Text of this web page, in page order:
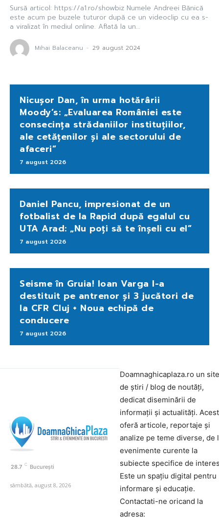
Sursă articol: https://a1.ro/showbiz Numele Andreei Bănică
este acum pe buzele tuturor după ce un videoclip cu ea s-
a viralizat în mediul online. Aflată la un...
Mihai Balaceanu - 29 august 2024
Nicușor Dan, în urma hotărârii
Moody’s: „Evaluarea României este
consecința strădaniilor instituțiilor,
ale cetățenilor și ale sectorului de
afaceri”
7 august 2026
Daniel Pancu, impresionat de un
fotbalist de la Rapid după egalul cu
UTA Arad: „Nu poți să te înșeli cu el”
7 august 2026
Seisme în Gruia! Ioan Varga l-a
destituit pe antrenor și 3 jucători de
la CFR Cluj + Noua echipă de
conducere
7 august 2026
28.7 C București
sâmbătă, august 8, 2026
Doamnaghicaplaza.ro un site
de știri / blog de noutăți,
dedicat diseminării de
informații și actualități.
oferă articole, reportaje și
analize pe teme diverse, de
evenimente curente la
subiecte specifice de
Este un spațiu digital pentru
informare și educație.
Contactati-ne oricand la
adresa: